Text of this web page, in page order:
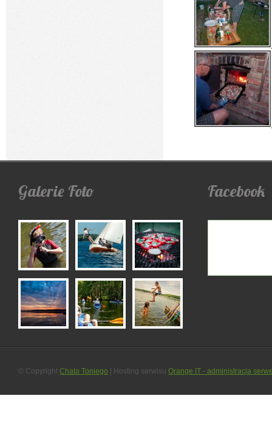
Galerie Foto Facebook
© Copyright Chata Toniego | Hosting serwisu Orange IT - administracja